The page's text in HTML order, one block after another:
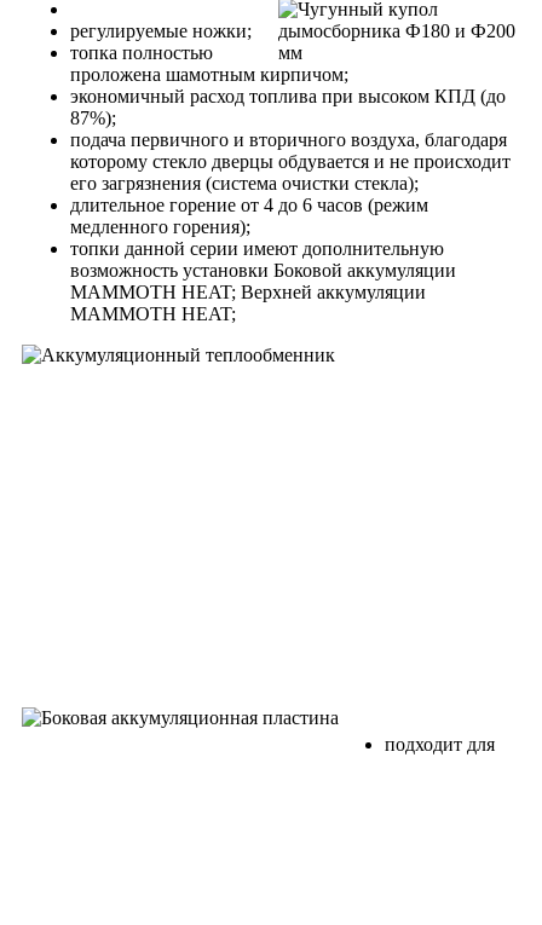
регулируемые ножки;
топка полностью
проложена шамотным кирпичом;
экономичный расход топлива при высоком КПД (до
87%);
подача первичного и вторичного воздуха, благодаря
которому стекло дверцы обдувается и не происходит
его загрязнения (система очистки стекла);
длительное горение от 4 до 6 часов (режим
медленного горения);
топки данной серии имеют дополнительную
возможность установки Боковой аккумуляции
MAMMOTH HEAT; Верхней аккумуляции
MAMMOTH HEAT;
подходит для